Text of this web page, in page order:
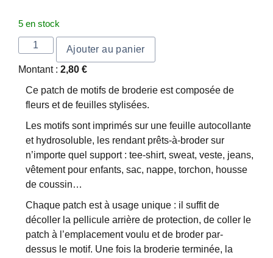
5 en stock
Ajouter au panier
Montant : 2,80 €
Ce patch de motifs de broderie est composée de
fleurs et de feuilles stylisées.
Les motifs sont imprimés sur une feuille autocollante
et hydrosoluble, les rendant prêts-à-broder sur
n’importe quel support : tee-shirt, sweat, veste, jeans,
vêtement pour enfants, sac, nappe, torchon, housse
de coussin…
Chaque patch est à usage unique : il suffit de
décoller la pellicule arrière de protection, de coller le
patch à l’emplacement voulu et de broder par-
dessus le motif. Une fois la broderie terminée, la